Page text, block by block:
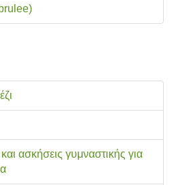
ασκήσεις γυμναστικής για